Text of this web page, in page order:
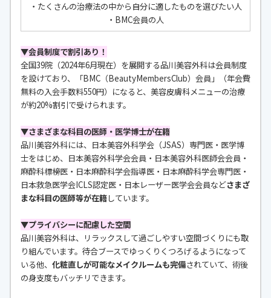
・たくさんの治療法の中から自分に適したものを選びたい人
・BMC会員の人
▼会員制度で割引あり！
全国39院（2024年6月現在）を展開する品川美容外科は会員制度
を設けており、「BMC（BeautyMembersClub）会員」（年会費
無料の入会手数料550円）になると、美容皮膚科メニューの治療
が約20%割引で受けられます。
▼さまざまな科目の医師・医学博士が在籍
品川美容外科には、日本美容外科学会（JSAS）専門医・医学博
士をはじめ、日本美容外科学会会員・日本美容外科医師会会員・
麻酔科標榜医・日本麻酔科学会指導医・日本麻酔科学会専門医・
日本救急医学会ICLS認定医・日本レーザー医学会会員などさまざ
まな科目の医師等が在籍しています。
▼プライバシーに配慮した空間
品川美容外科は、リラックスして過ごしやすい空間づくりにも取
り組んでいます。待合ブースでゆっくりくつろげるようになって
いる他、 化粧直しが可能なメイクルームも完備されていて、術後
の身支度もバッチリできます。